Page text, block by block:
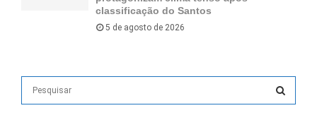
classificação do Santos
5 de agosto de 2026